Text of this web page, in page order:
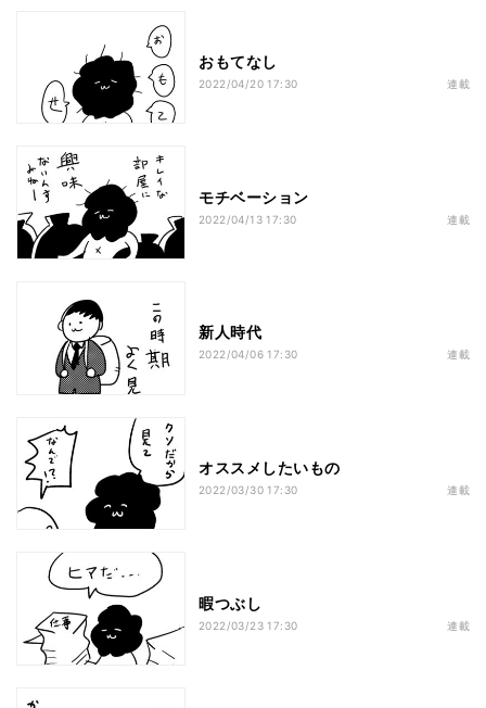
おもてなし
2022/04/20 17:30 連載
モチベーション
2022/04/13 17:30 連載
新人時代
2022/04/06 17:30 連載
オススメしたいもの
2022/03/30 17:30 連載
暇つぶし
2022/03/23 17:30 連載